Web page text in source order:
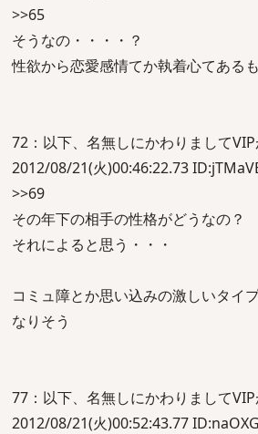
>>65
そうなの・・・・？
性欲から恋愛感情てか執着心てある
72：以下、名無しにかわりましてVIP
2012/08/21(火)00:46:22.73
>>69
その年下の相手の性格がどうなの？
それによると思う・・・
コミュ障とか思い込みの激しいタイ
なりそう
77：以下、名無しにかわりましてVIP
2012/08/21(火)00:52:43.77